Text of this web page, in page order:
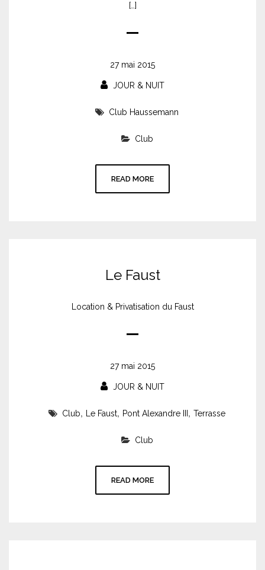
[…]
27 mai 2015
JOUR & NUIT
Club Haussemann
Club
READ MORE
Le Faust
Location & Privatisation du Faust
27 mai 2015
JOUR & NUIT
Club, Le Faust, Pont Alexandre III , Terrasse
Club
READ MORE